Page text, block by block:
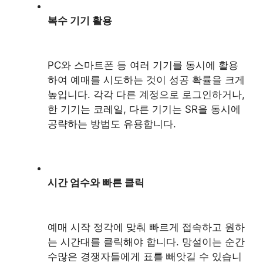
복수 기기 활용
PC와 스마트폰 등 여러 기기를 동시에 활용
하여 예매를 시도하는 것이 성공 확률을 크게
높입니다. 각각 다른 계정으로 로그인하거나,
한 기기는 코레일, 다른 기기는 SR을 동시에
공략하는 방법도 유용합니다.
시간 엄수와 빠른 클릭
예매 시작 정각에 맞춰 빠르게 접속하고 원하
는 시간대를 클릭해야 합니다. 망설이는 순간
수많은 경쟁자들에게 표를 빼앗길 수 있습니